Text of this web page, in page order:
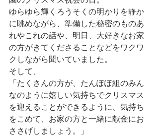
ゆらゆら輝くろうそくの明かりを静か
に眺めながら、準備した秘密のものあ
れやこれの話や、明日、大好きなお家
の方がきてくださることなどをワクワ
クしながら聞いていました。
そして、
「たくさんの方が、たんぽぽ組のみん
なのように嬉しい気持ちでクリスマス
を迎えることができるように、気持ち
をこめて、お家の方と一緒に献金にお
ささげしましょう。」